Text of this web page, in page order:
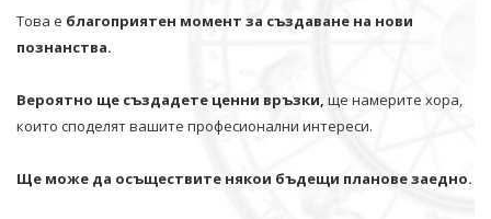
Това е благоприятен момент за създаване на нови
познанства.
Вероятно ще създадете ценни връзки, ще намерите хора,
които споделят вашите професионални интереси.
Ще може да осъществите някои бъдещи планове заедно.